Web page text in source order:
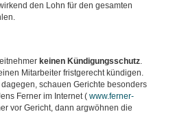
den Lohn für den gesamten
keinen Kündigungsschutz.
Mitarbeiter fristgerecht kündigen.
schauen Gerichte besonders
Ferner im Internet ( www.ferner-
vor Gericht, dann argwöhnen die